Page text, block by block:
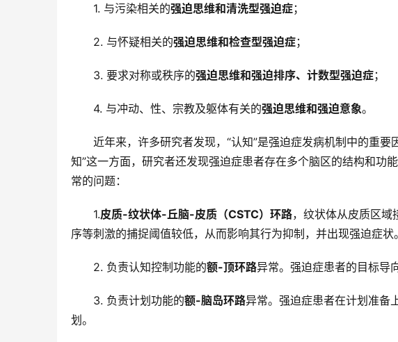
1. 与污染相关的强迫思维和清洗型强迫症；
2. 与怀疑相关的强迫思维和检查型强迫症；
3. 要求对称或秩序的强迫思维和强迫排序、计数型强迫症；
4. 与冲动、性、宗教及躯体有关的强迫思维和强迫意象。
近年来，许多研究者发现，“认知”是强迫症发病机制中的重
知”这一方面，研究者还发现强迫症患者存在多个脑区的结构和功
常的问题：
1.皮质-纹状体-丘脑-皮质（CSTC）环路，纹状体从皮质区域
序等刺激的捕捉阈值较低，从而影响其行为抑制，并出现强迫症状。
2. 负责认知控制功能的额-顶环路异常。强迫症患者的目标导
3. 负责计划功能的额-脑岛环路异常。强迫症患者在计划准备
划。